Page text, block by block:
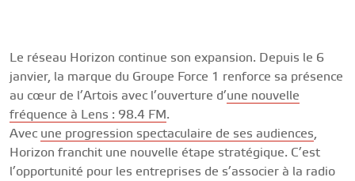
Le réseau Horizon continue son expansion. Depuis le 6
janvier, la marque du Groupe Force 1 renforce sa présence
au cœur de l’Artois avec l’ouverture d’une nouvelle
fréquence à Lens : 98.4 FM.
Avec une progression spectaculaire de ses audiences,
Horizon franchit une nouvelle étape stratégique. C’est
l’opportunité pour les entreprises de s’associer à la radio